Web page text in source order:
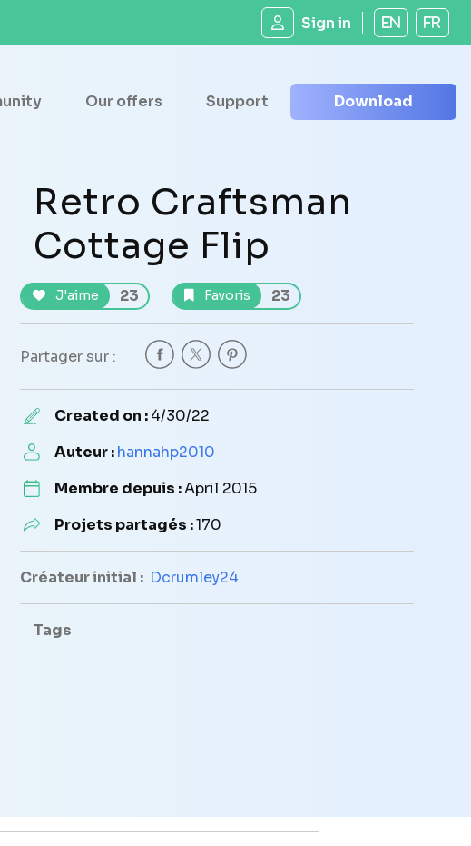
Sign in EN FR
Our offers Support Download
Retro Craftsman
Cottage Flip
J'aime 23 Favoris 23
Partager sur :
Created on :4/30/22
Auteur :hannahp2010
Membre depuis :April 2015
Projets partagés :170
Créateur initial : Dcrumley24
Tags